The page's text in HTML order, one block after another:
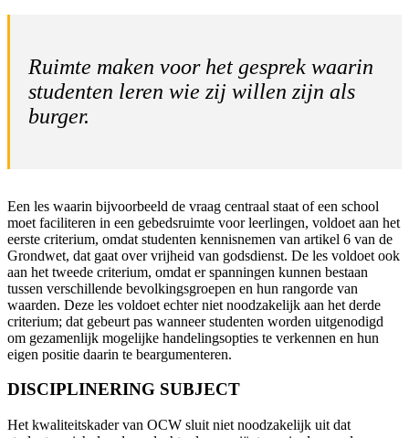
Ruimte maken voor het gesprek waarin
studenten leren wie zij willen zijn als
burger.
Een les waarin bijvoorbeeld de vraag centraal staat of een school
moet faciliteren in een gebedsruimte voor leerlingen, voldoet aan het
eerste criterium, omdat studenten kennisnemen van artikel 6 van de
Grondwet, dat gaat over vrijheid van godsdienst. De les voldoet ook
aan het tweede criterium, omdat er spanningen kunnen bestaan
tussen verschillende bevolkingsgroepen en hun rangorde van
waarden. Deze les voldoet echter niet noodzakelijk aan het derde
criterium; dat gebeurt pas wanneer studenten worden uitgenodigd
om gezamenlijk mogelijke handelingsopties te verkennen en hun
eigen positie daarin te beargumenteren.
DISCIPLINERING SUBJECT
Het kwaliteitskader van OCW sluit niet noodzakelijk uit dat